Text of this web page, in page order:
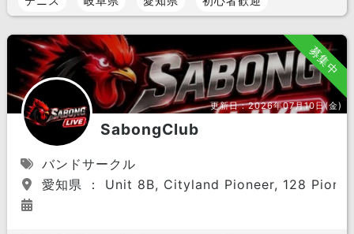
募集中
更新日：2026年07月10日(金)
SabongClub
バンドサークル
愛知県 ： Unit 8B, Cityland Pioneer, 128